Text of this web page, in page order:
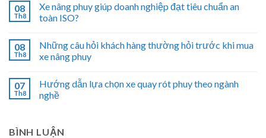
08
Th8
Xe nâng phuy giúp doanh nghiệp đạt tiêu chuẩn an
toàn ISO?
08
Th8
Những câu hỏi khách hàng thường hỏi trước khi mua
xe nâng phuy
07
Th8
Hướng dẫn lựa chọn xe quay rót phuy theo ngành
nghề
BÌNH LUẬN